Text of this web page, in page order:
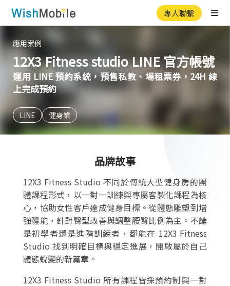
專人聯繫
應用案例
12X3 Fitness studio LINE 官方帳號
運用 LINE 預約系統，預售私教、場租票券，24H 線
上完成預約
LINE 健身業
品牌故事
12X3 Fitness Studio 不同於傳統大型健身房的團
體課程形式，以一對一訓練與專屬客製化課程為核
心，協助女性客戶達成健身目標。從體態雕塑到增
強體能，針對臀型改善與調整腰臀比例為主。不論
是初學者還是進階訓練者，都能在 12X3 Fitness
Studio 找到明確目標與穩定進展，開啟屬於自己
體態蛻變的新篇章。
12X3 Fitness Studio 所有課程皆採預約制與一對